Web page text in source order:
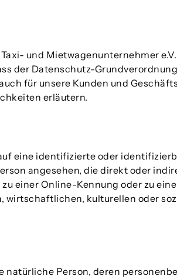
und Mietwagenunternehmer
der Datenschutz-
für unsere Kunden und
erläutern.
eine identifizierte oder
angesehen, die direkt oder
einer Online-Kennung oder zu
kulturellen oder
Person, deren